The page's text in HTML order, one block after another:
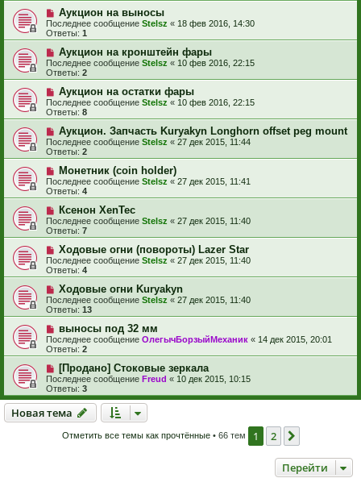
Аукцион на выносы
Последнее сообщение Stelsz « 18 фев 2016, 14:30
Ответы: 1
Аукцион на кронштейн фары
Последнее сообщение Stelsz « 10 фев 2016, 22:15
Ответы: 2
Аукцион на остатки фары
Последнее сообщение Stelsz « 10 фев 2016, 22:15
Ответы: 8
Аукцион. Запчасть Kuryakyn Longhorn offset peg mount
Последнее сообщение Stelsz « 27 дек 2015, 11:44
Ответы: 2
Монетник (coin holder)
Последнее сообщение Stelsz « 27 дек 2015, 11:41
Ответы: 4
Ксенон XenTec
Последнее сообщение Stelsz « 27 дек 2015, 11:40
Ответы: 7
Ходовые огни (повороты) Lazer Star
Последнее сообщение Stelsz « 27 дек 2015, 11:40
Ответы: 4
Ходовые огни Kuryakyn
Последнее сообщение Stelsz « 27 дек 2015, 11:40
Ответы: 13
выносы под 32 мм
Последнее сообщение ОлегычБорзыйМеханик « 14 дек 2015, 20:01
Ответы: 2
[Продано] Стоковые зеркала
Последнее сообщение Freud « 10 дек 2015, 10:15
Ответы: 3
Новая тема
Новаятема
Отметить все темы как прочтённые• 66 тем 1 2
Перейти